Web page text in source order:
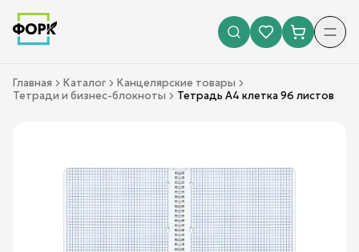
Главная Каталог
Канцелярские товары
Тетради и бизнес-блокноты
Тетрадь А4 клетка 96 листов